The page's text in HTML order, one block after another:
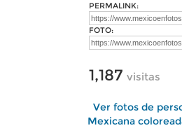
PERMALINK:
FOTO:
1,187 visitas
Ver fotos de
Mexicana